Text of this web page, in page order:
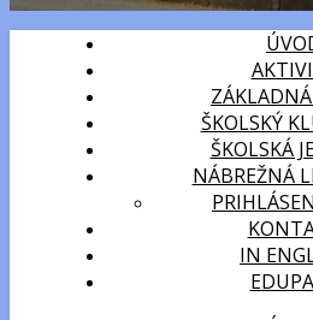
ŠKOLSKÝ
ŠKOLSKÁ
NÁBREŽNÁ
IN